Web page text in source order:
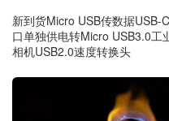
新到货Micro USB传数据USB-C
口单独供电转Micro USB3.0工
相机USB2.0速度转换头